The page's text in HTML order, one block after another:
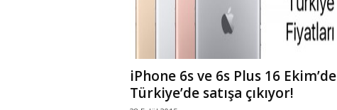
iPhone 6s ve 6s Plus 16 Ekim’de
Türkiye’de satışa çıkıyor!